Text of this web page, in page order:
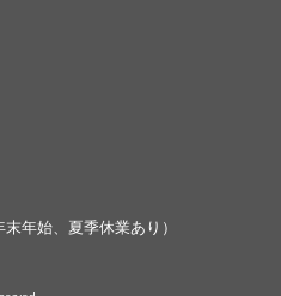
年始、夏季休業あり）